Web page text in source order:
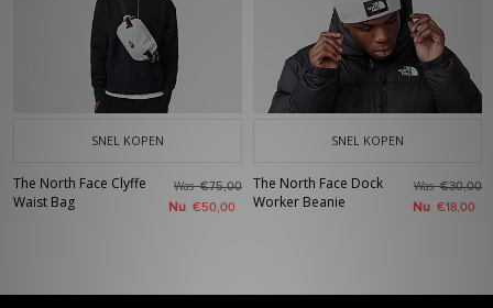
SNEL KOPEN
The North Face Clyffe
Waist Bag
Was€75,00
Nu €50,00
SNEL KOPEN
The North Face Dock
Worker Beanie
Was€30,00
Nu €18,00